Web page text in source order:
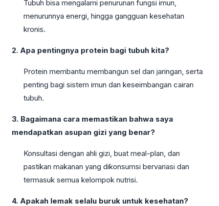
Tubuh bisa mengalami penurunan fungsi imun,
menurunnya energi, hingga gangguan kesehatan
kronis.
2. Apa pentingnya protein bagi tubuh kita?
Protein membantu membangun sel dan jaringan, serta
penting bagi sistem imun dan keseimbangan cairan
tubuh.
3. Bagaimana cara memastikan bahwa saya
mendapatkan asupan gizi yang benar?
Konsultasi dengan ahli gizi, buat meal-plan, dan
pastikan makanan yang dikonsumsi bervariasi dan
termasuk semua kelompok nutrisi.
4. Apakah lemak selalu buruk untuk kesehatan?